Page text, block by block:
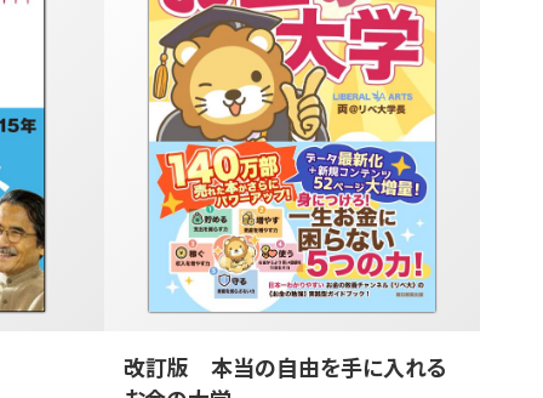
改訂版 本当の自由を手に入れる